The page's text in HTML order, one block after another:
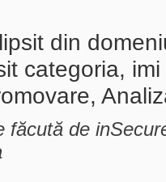
din
categoria,
făcută de